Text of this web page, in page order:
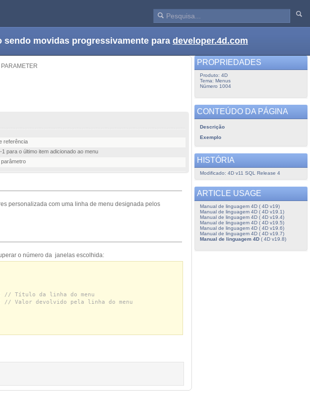
movidas progressivamente para developer.4d.com
referência
para o último item adicionado ao menu
personalizada com uma linha de menu designada pelos
o número da janelas escolhida:
// Título da linha do menu
// Valor devolvido pela linha do menu
PROPRIEDADES
Produto: 4D
Tema: Menus
Número 1004
CONTEÚDO DA PÁGINA
Descrição
Exemplo
HISTÓRIA
Modificado: 4D v11 SQL Release 4
ARTICLE USAGE
Manual de linguagem 4D ( 4D v19)
Manual de linguagem 4D ( 4D v19.1)
Manual de linguagem 4D ( 4D v19.4)
Manual de linguagem 4D ( 4D v19.5)
Manual de linguagem 4D ( 4D v19.6)
Manual de linguagem 4D ( 4D v19.7)
Manual de linguagem 4D( 4D v19.8)